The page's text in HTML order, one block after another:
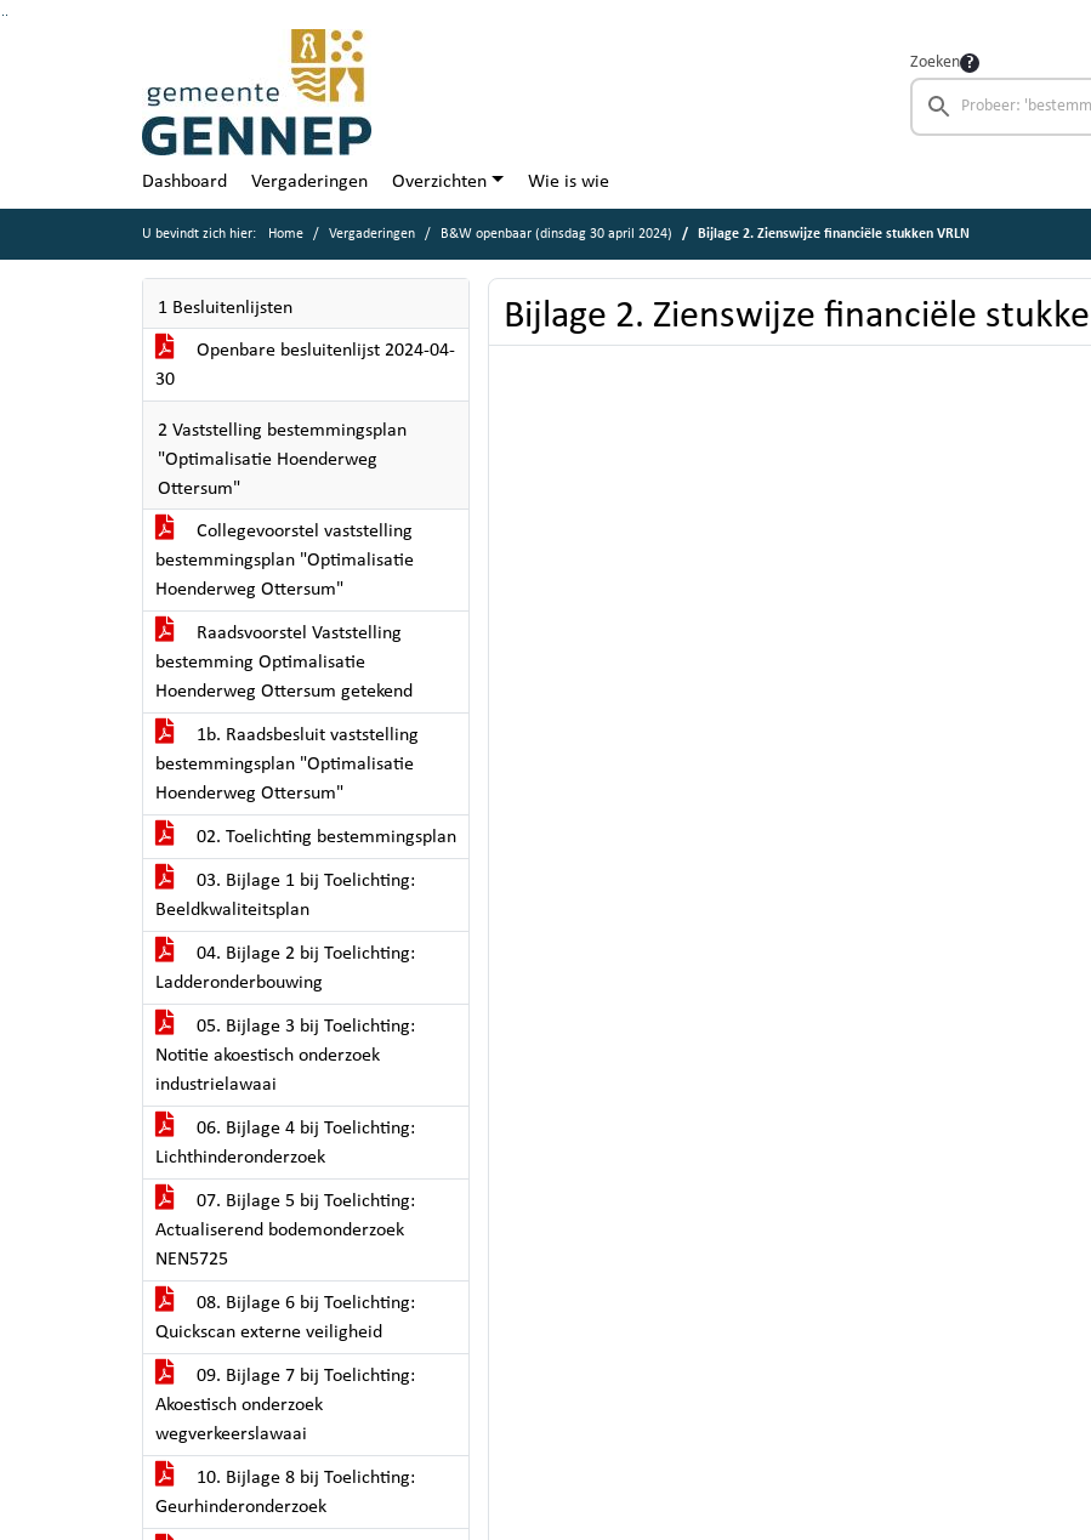
Zoeken
Dashboard Vergaderingen Overzichten Wie is wie
U bevindt zich hier: Home Vergaderingen B&W openbaar (dinsdag 30 april 2024) Bijlage 2. Zienswijze financiële stukken VRLN
1 Besluitenlijsten
Openbare besluitenlijst 2024-04-
30
2 Vaststelling bestemmingsplan
"Optimalisatie Hoenderweg
Ottersum"
Collegevoorstel vaststelling
bestemmingsplan "Optimalisatie
Hoenderweg Ottersum"
Raadsvoorstel Vaststelling
bestemming Optimalisatie
Hoenderweg Ottersum getekend
1b. Raadsbesluit vaststelling
bestemmingsplan "Optimalisatie
Hoenderweg Ottersum"
02. Toelichting bestemmingsplan
03. Bijlage 1 bij Toelichting:
Beeldkwaliteitsplan
04. Bijlage 2 bij Toelichting:
Ladderonderbouwing
05. Bijlage 3 bij Toelichting:
Notitie akoestisch onderzoek
industrielawaai
06. Bijlage 4 bij Toelichting:
Lichthinderonderzoek
07. Bijlage 5 bij Toelichting:
Actualiserend bodemonderzoek
NEN5725
08. Bijlage 6 bij Toelichting:
Quickscan externe veiligheid
09. Bijlage 7 bij Toelichting:
Akoestisch onderzoek
wegverkeerslawaai
10. Bijlage 8 bij Toelichting:
Geurhinderonderzoek
Bijlage 2. Zienswijze financiële